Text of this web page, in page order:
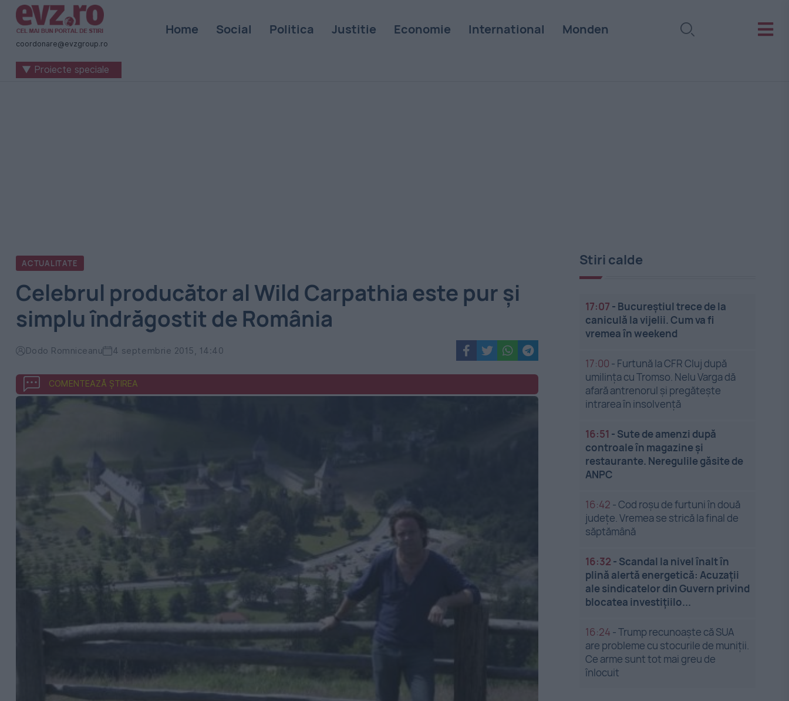
Știri
naționale
internaționale
coordonare@evzgroup.ro
Home Social Politica Justitie Economie International Monden
▼ Proiecte speciale
ACTUALITATE
Celebrul producător al Wild Carpathia este pur şi
simplu îndrăgostit de România
Dodo Romniceanu 4 septembrie 2015, 14:40
COMENTEAZĂ ȘTIREA
Stiri calde
17:07 - Bucureștiul trece de la
caniculă la vijelii. Cum va fi
vremea în weekend
17:00 - Furtună la CFR Cluj după
umilința cu Tromso. Nelu Varga dă
afară antrenorul și pregătește
intrarea în insolvență
16:51 - Sute de amenzi după
controale în magazine și
restaurante. Neregulile găsite de
ANPC
16:42 -Cod roșu de furtuni în două
județe. Vremea se strică la final de
săptămână
16:32 - Scandal la nivel înalt în
plină alertă energetică: Acuzații
ale sindicatelor din Guvern privind
blocatea investițiilo...
16:24 -Trump recunoaște că SUA
are probleme cu stocurile de muniții.
Ce arme sunt tot mai greu de
înlocuit